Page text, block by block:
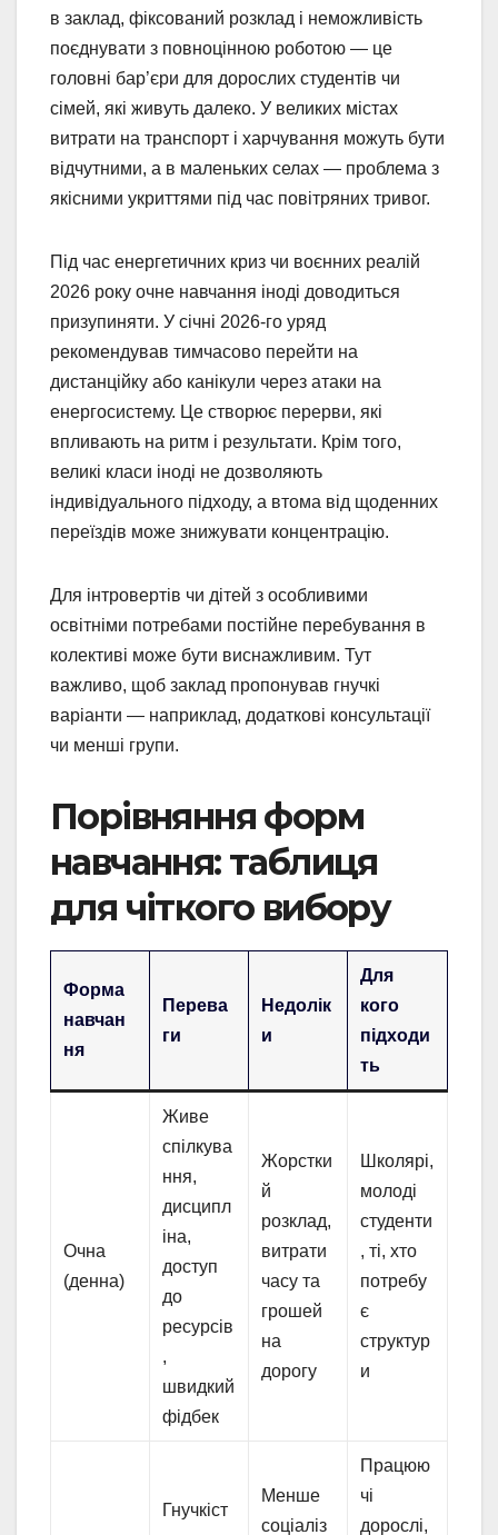
в заклад, фіксований розклад і неможливість
поєднувати з повноцінною роботою — це
головні бар’єри для дорослих студентів чи
сімей, які живуть далеко. У великих містах
витрати на транспорт і харчування можуть бути
відчутними, а в маленьких селах — проблема з
якісними укриттями під час повітряних тривог.
Під час енергетичних криз чи воєнних реалій
2026 року очне навчання іноді доводиться
призупиняти. У січні 2026-го уряд
рекомендував тимчасово перейти на
дистанційку або канікули через атаки на
енергосистему. Це створює перерви, які
впливають на ритм і результати. Крім того,
великі класи іноді не дозволяють
індивідуального підходу, а втома від щоденних
переїздів може знижувати концентрацію.
Для інтровертів чи дітей з особливими
освітніми потребами постійне перебування в
колективі може бути виснажливим. Тут
важливо, щоб заклад пропонував гнучкі
варіанти — наприклад, додаткові консультації
чи менші групи.
Порівняння форм
навчання: таблиця
для чіткого вибору
Форма
навчан
ня
Перева
ги
Недолік
и
Для
кого
підходи
ть
Очна
(денна)
Живе
спілкува
ння,
дисципл
іна,
доступ
до
ресурсів
,
швидкий
фідбек
Жорстки
й
розклад,
витрати
часу та
грошей
на
дорогу
Школярі,
молоді
студенти
, ті, хто
потребу
є
структур
и
Гнучкіст
Менше
соціаліз
Працюю
чі
дорослі,